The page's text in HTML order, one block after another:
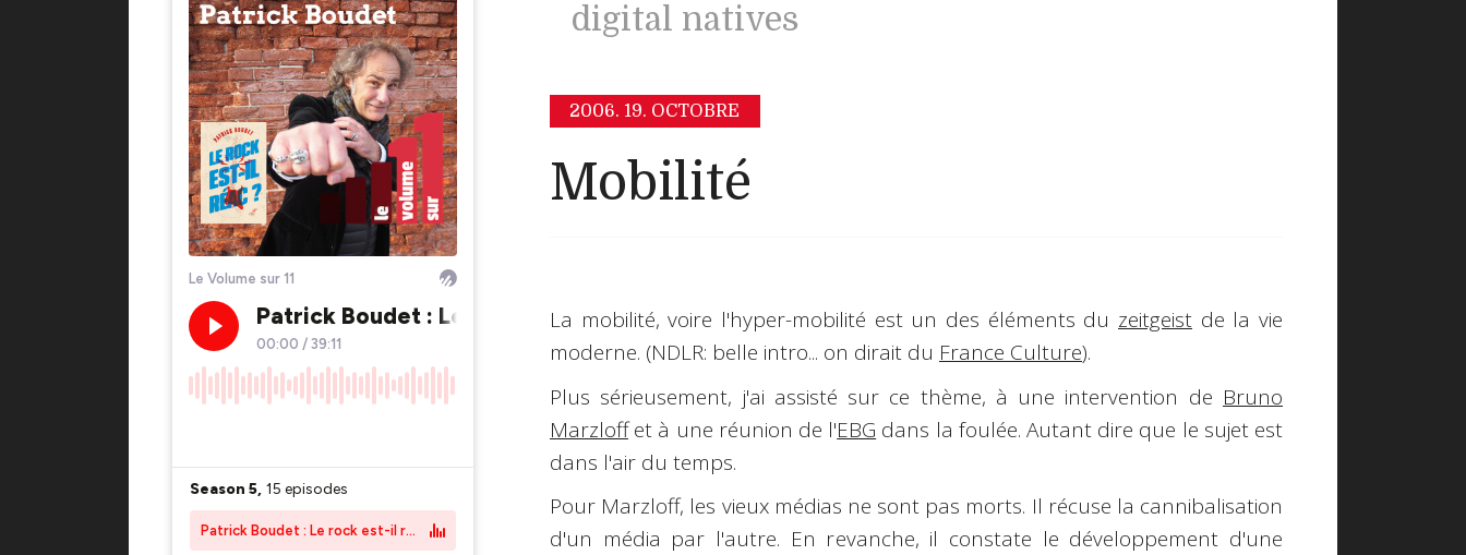
digital natives
2006. 19. OCTOBRE
Mobilité
La mobilité, voire l'hyper-mobilité est un des éléments du zeitgeist de la vie
moderne. (NDLR: belle intro... on dirait du France Culture).
Plus sérieusement, j'ai assisté sur ce thème, à une intervention de Bruno
Marzloffet à une réunion de l'EBG dans la foulée. Autant dire que le sujet est
dans l'air du temps.
Pour Marzloff, les vieux médias ne sont pas morts. Il récuse la cannibalisation
d'un média par l'autre. En revanche, il constate le développement d'une